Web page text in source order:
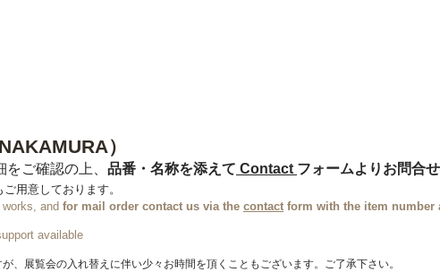
）​
ご確認の上、 品番・名称を添えて Contact フォームよりお問合
用意しております。
and for mail order contact us via the contact form with the item number
available
、展覧会の入れ替えに伴い少々お時間を頂くこともございます。ご了承下さい。